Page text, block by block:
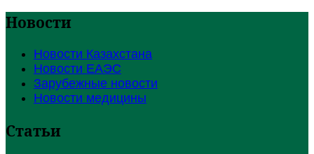
Новости
Новости Казахстана
Новости ЕАЭС
Зарубежные новости
Новости медицины
Статьи